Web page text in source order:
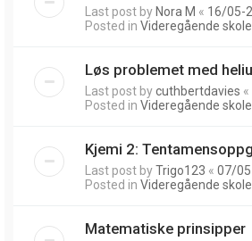
Last post by Nora M « 16/05-
Posted in Videregående
Løs problemet med
Last post bycuthbertdavies «
Posted in Videregående
Kjemi 2:
Last post byTrigo123 « 07/
Posted in Videregående
Matematiske prinsipper